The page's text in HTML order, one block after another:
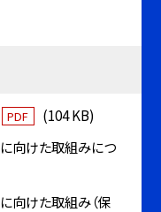
PDF
(104 KB)
向けた取組みにつ
向けた取組み（保